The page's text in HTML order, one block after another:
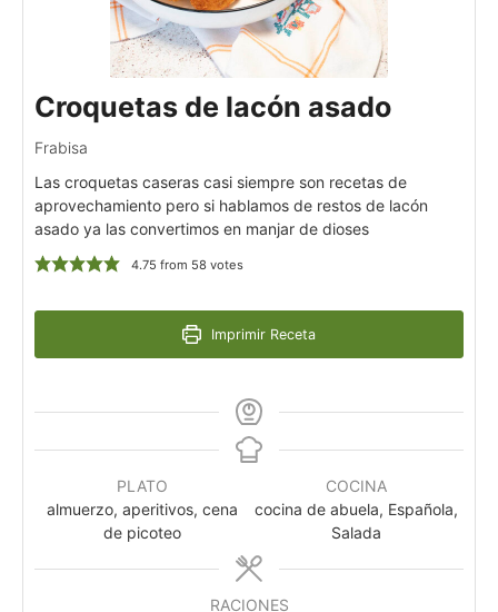
Croquetas de lacón asado
Frabisa
Las croquetas caseras casi siempre son recetas de
aprovechamiento pero si hablamos de restos de lacón
asado ya las convertimos en manjar de dioses
4.75 from 58 votes
Imprimir Receta
PLATO
almuerzo, aperitivos, cena
de picoteo
COCINA
cocina de abuela, Española,
Salada
RACIONES